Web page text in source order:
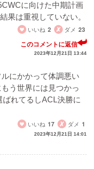
に向けた中期計画
果は重視していない。
いいね 2 ダメ 23
このコメントに返信
2023年12月21日 13:44
にかかって体調悪い
う世界には見つかっ
れてるしACL決勝に
いいね 17 ダメ 1
2023年12月21日 14:01